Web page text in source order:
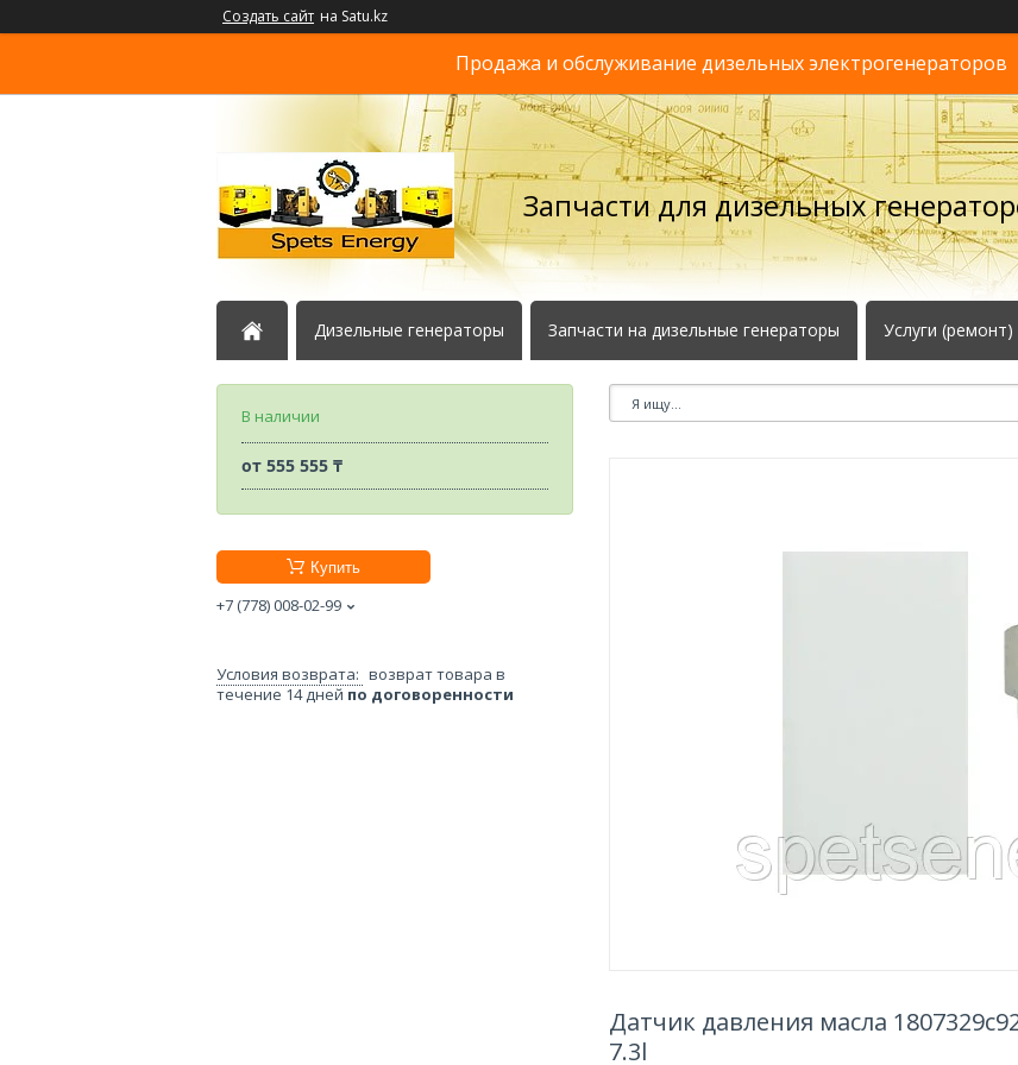
Создать сайт на Satu.kz
Продажа и обслуживание дизельных электрогенераторов
Запчасти для дизельных
Дизельные генераторы Запчасти на дизельные генераторы Услуги (ремонт)
Датчик давления масла
7.3l
В наличии
от 555 555 ₸
Купить
+7 (778) 008-02-99
возврат товара в
течение 14 дней по договоренности